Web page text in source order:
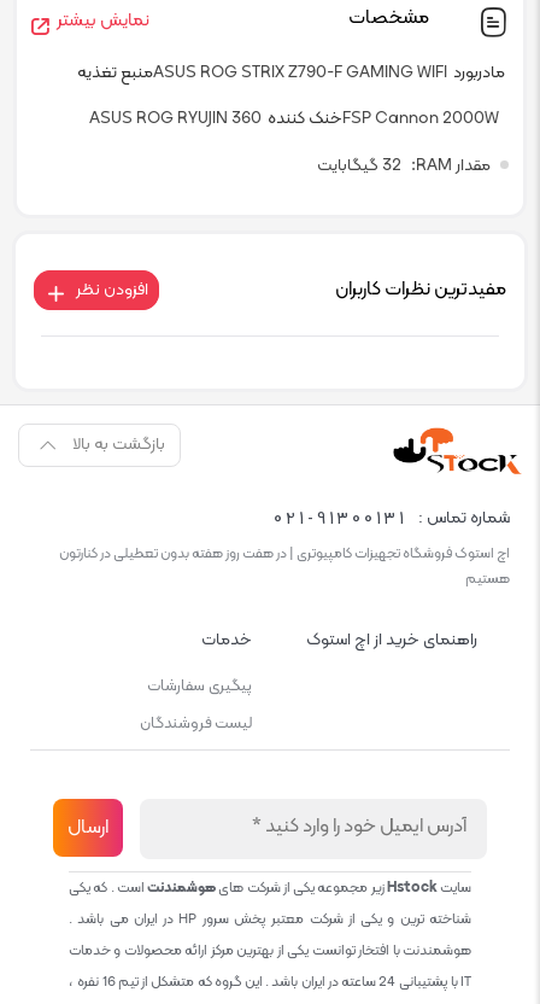
مشخصات نمایش بیشتر
مادربورد ASUS ROG STRIX Z790-F GAMING WIFIمنبع تغذیه
FSP Cannon 2000Wخنک کننده ASUS ROG RYUJIN 360
مقدار RAM
32 گیگابایت
مفیدترین نظرات کاربران افزودن نظر
بازگشت به بالا
شماره تماس : 021-91300131
اچ استوک فروشگاه تجهیزات کامپیوتری | در هفت روز هفته بدون تعطیلی در کنارتون
هستیم
راهنمای خرید از اچ استوک خدمات
پیگیری سفارشات
لیست فروشندگان
سایتHstockزیر مجموعه یکی از شرکت هایهوشمندنتاست . که یکی
شناخته ترین و یکی از شرکت معتبر پخش سرور HP در ایران می باشد .
هوشمندنت با افتخار توانست یکی از بهترین مرکز ارائه محصولات و خدمات
IT با پشتیبانی 24 ساعته در ایران باشد . این گروه که متشکل از تیم 16 نفره ،